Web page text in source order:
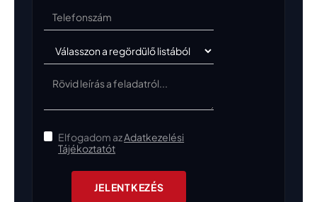
Elfogadom azAdatkezelési
Tájékoztatót